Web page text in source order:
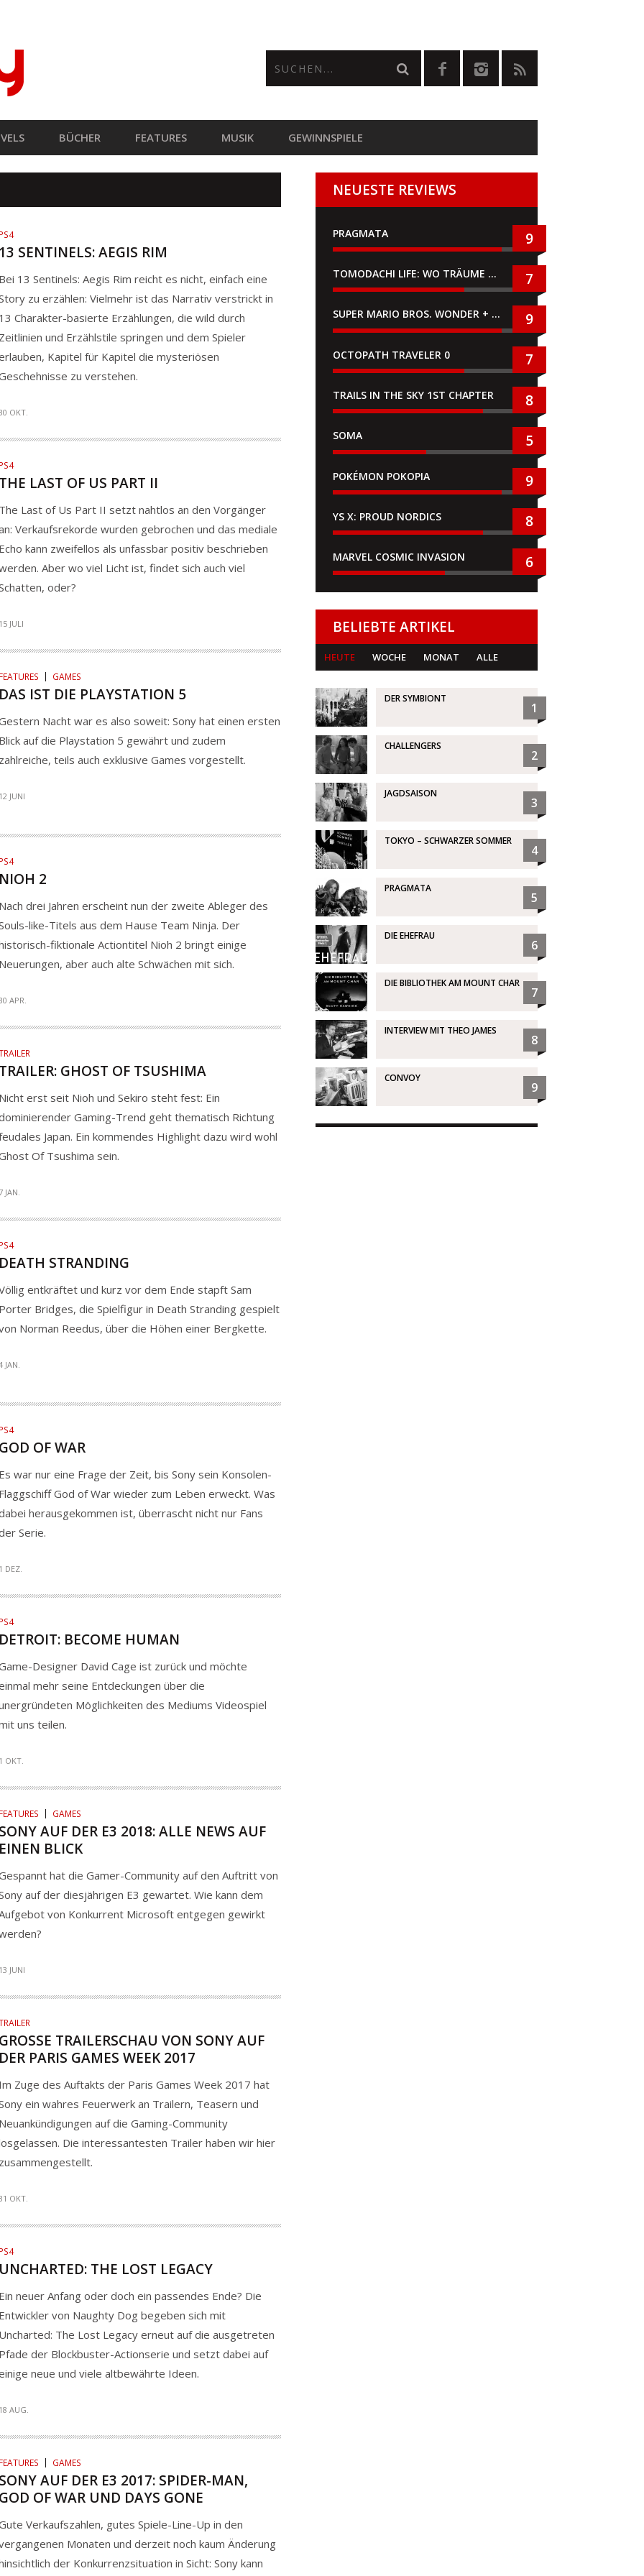
BÜCHER FEATURES MUSIK GEWINNSPIELE
SENTINELS: AEGIS RIM
13 Sentinels: Aegis Rim reicht es nicht, einfach eine
zu erzählen: Vielmehr ist das Narrativ verstrickt in
Charakter-basierte Erzählungen, die wild durch
und Erzählstile springen und dem Spieler
Kapitel für Kapitel die mysteriösen
zu verstehen.
OKT.
LAST OF US PART II
Last of Us Part II setzt nahtlos an den Vorgänger
Verkaufsrekorde wurden gebrochen und das mediale
kann zweifellos als unfassbar positiv beschrieben
Aber wo viel Licht ist, findet sich auch viel
oder?
JULI
GAMES
IST DIE PLAYSTATION 5
Nacht war es also soweit: Sony hat einen ersten
auf die Playstation 5 gewährt und zudem
teils auch exklusive Games vorgestellt.
JUNI
2
drei Jahren erscheint nun der zweite Ableger des
like-Titels aus dem Hause Team Ninja. Der
fiktionale Actiontitel Nioh 2 bringt einige
aber auch alte Schwächen mit sich.
APR.
GHOST OF TSUSHIMA
erst seit Nioh und Sekiro steht fest: Ein
Gaming-Trend geht thematisch Richtung
Japan. Ein kommendes Highlight dazu wird wohl
Of Tsushima sein.
JAN.
STRANDING
entkräftet und kurz vor dem Ende stapft Sam
Bridges, die Spielfigur in Death Stranding gespielt
Norman Reedus, über die Höhen einer Bergkette.
JAN.
OF WAR
war nur eine Frage der Zeit, bis Sony sein Konsolen-
God of War wieder zum Leben erweckt. Was
herausgekommen ist, überrascht nicht nur Fans
Serie.
DEZ.
BECOME HUMAN
Designer David Cage ist zurück und möchte
mehr seine Entdeckungen über die
Möglichkeiten des Mediums Videospiel
uns teilen.
OKT.
GAMES
AUF DER E3 2018: ALLE NEWS AUF
BLICK
hat die Gamer-Community auf den Auftritt von
auf der diesjährigen E3 gewartet. Wie kann dem
von Konkurrent Microsoft entgegen gewirkt
JUNI
TRAILERSCHAU VON SONY AUF D
PARIS GAMES WEEK 2017
Zuge des Auftakts der Paris Games Week 2017 hat
ein wahres Feuerwerk an Trailern, Teasern und
auf die Gaming-Community
Die interessantesten Trailer haben wir hier
OKT.
THE LOST LEGACY
neuer Anfang oder doch ein passendes Ende? Die
von Naughty Dog begeben sich mit
The Lost Legacy erneut auf die ausgetreten
der Blockbuster-Actionserie und setzt dabei auf
neue und viele altbewährte Ideen.
AUG.
GAMES
AUF DER E3 2017: SPIDER-MAN,
OF WAR UND DAYS GONE
Verkaufszahlen, gutes Spiele-Line-Up in den
Monaten und derzeit noch kaum Änderung
der Konkurrenzsituation in Sicht: Sony kann
NEUESTE REVIEWS
PRAGMATA 9
TOMODACHI LIFE: WO TRÄUME WAHR WERDEN 7
SUPER MARIO BROS. WONDER + GEMEINSAM IM BELLABEL-PARK 9
OCTOPATH TRAVELER 0 7
TRAILS IN THE SKY 1ST CHAPTER 8
SOMA 5
POKÉMON POKOPIA 9
YS X: PROUD NORDICS 8
MARVEL COSMIC INVASION 6
BELIEBTE ARTIKEL
HEUTE WOCHE MONAT ALLE
DER SYMBIONT
1
CHALLENGERS
2
JAGDSAISON
3
TOKYO – SCHWARZER SOMMER
4
PRAGMATA
5
DIE EHEFRAU
6
DIE BIBLIOTHEK AM MOUNT CHAR
7
INTERVIEW MIT THEO JAMES
8
CONVOY
9